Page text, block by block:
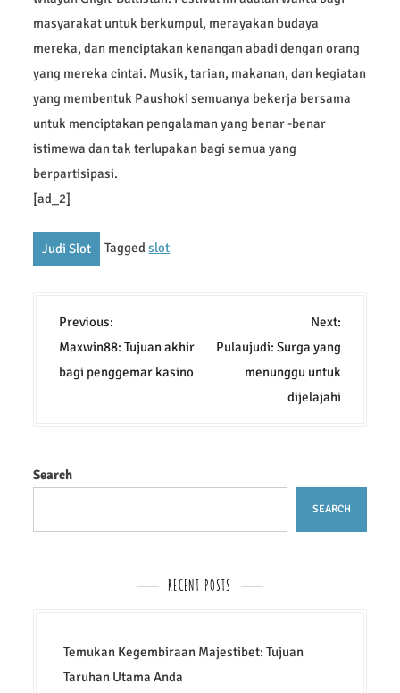
masyarakat untuk berkumpul, merayakan budaya
mereka, dan menciptakan kenangan abadi dengan orang
yang mereka cintai. Musik, tarian, makanan, dan kegiatan
yang membentuk Paushoki semuanya bekerja bersama
untuk menciptakan pengalaman yang benar -benar
istimewa dan tak terlupakan bagi semua yang
berpartisipasi.
[ad_2]
Judi Slot Taggedslot
P
o
s
v
g
n
Previous:
Maxwin88: Tujuan akhir
bagi penggemar kasino
Next:
Pulaujudi: Surga yang
menunggu untuk
dijelajahi
Search
SEARCH
RECENT POSTS
Temukan Kegembiraan Majestibet: Tujuan
Taruhan Utama Anda